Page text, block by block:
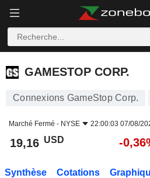
GAMESTOP CORP.
GAMESTOP CORP.
Connexions GameStop Corp.
Marché Fermé - NYSE 22:00:03 07/08/
19,16 USD -
Synthèse Cotations